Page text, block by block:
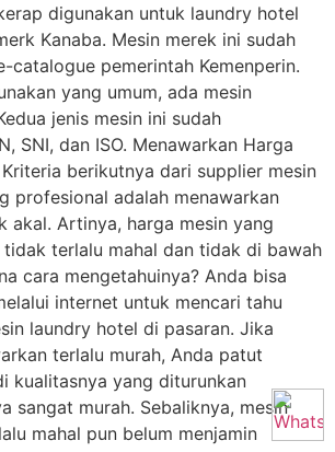
digunakan untuk laundry hotel
Kanaba. Mesin merek ini sudah
catalogue pemerintah Kemenperin.
yang umum, ada mesin
jenis mesin ini sudah
SNI, dan ISO. Menawarkan Harga
berikutnya dari supplier mesin
profesional adalah menawarkan
akal. Artinya, harga mesin yang
terlalu mahal dan tidak di bawah
cara mengetahuinya? Anda bisa
internet untuk mencari tahu
laundry hotel di pasaran. Jika
terlalu murah, Anda patut
kualitasnya yang diturunkan
sangat murah. Sebaliknya, mesin
mahal pun belum menjamin